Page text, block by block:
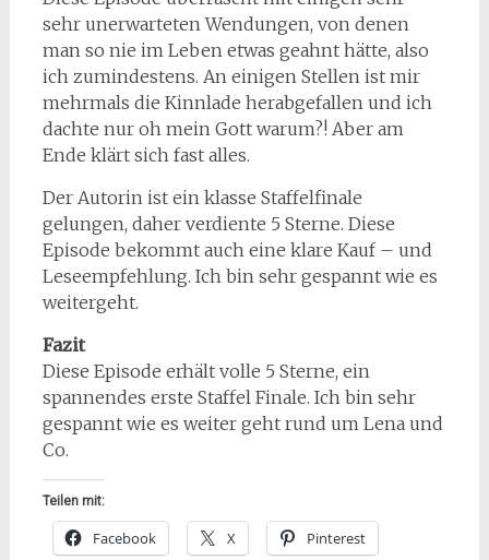
sehr unerwarteten Wendungen, von denen
man so nie im Leben etwas geahnt hätte, also
ich zumindestens. An einigen Stellen ist mir
mehrmals die Kinnlade herabgefallen und ich
dachte nur oh mein Gott warum?! Aber am
Ende klärt sich fast alles.
Der Autorin ist ein klasse Staffelfinale
gelungen, daher verdiente 5 Sterne. Diese
Episode bekommt auch eine klare Kauf – und
Leseempfehlung. Ich bin sehr gespannt wie es
weitergeht.
Fazit
Diese Episode erhält volle 5 Sterne, ein
spannendes erste Staffel Finale. Ich bin sehr
gespannt wie es weiter geht rund um Lena und
Co.
Teilen mit:
Facebook X Pinterest